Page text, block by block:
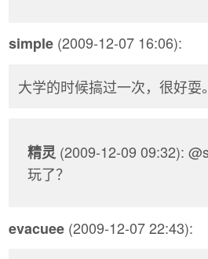
simple (2009-12-07 16:06):
大学的时候搞过一次，很好耍。
精灵 (2009-12-09 09:32):
玩了？
evacuee (2009-12-07 22:43):